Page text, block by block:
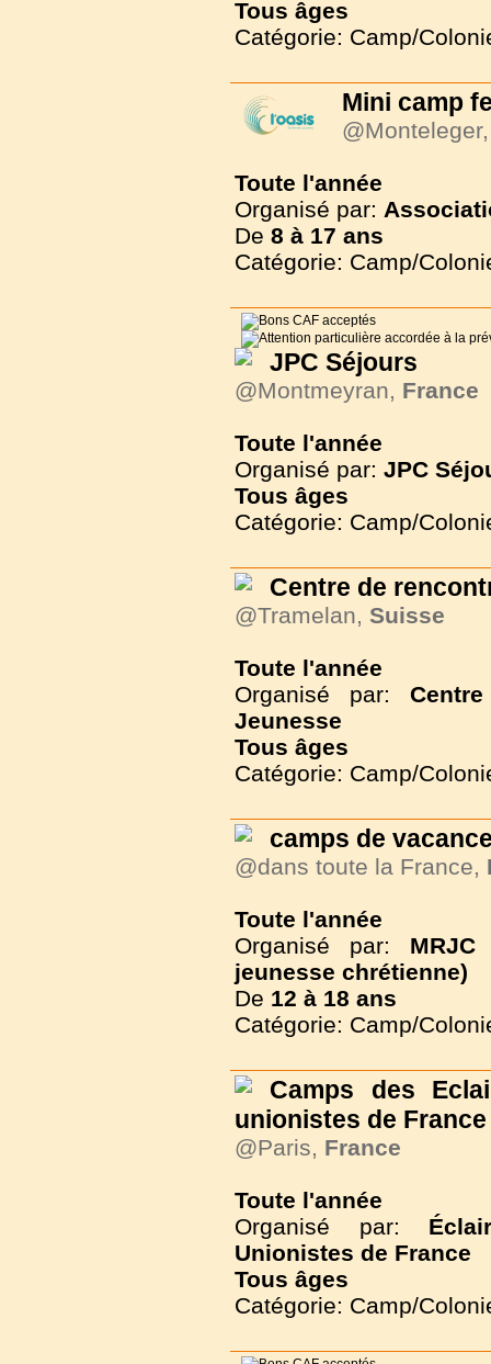
Tous âges
Catégorie: Camp/
Mini camp
Toute l'année
Organisé par:
De 8 à 17 ans
Catégorie: Camp/
JPC Séjours
@Montmeyran, France
Toute l'année
Organisé par: JPC
Tous âges
Catégorie: Camp/
Centre de
@Tramelan, Suisse
Toute l'année
Organisé par:
Jeunesse
Tous âges
Catégorie: Camp/
camps de
@dans toute la France,
Toute l'année
Organisé par:
jeunesse chrétienne)
De 12 à 18 ans
Catégorie: Camp/
Camps des
unionistes de France
@Paris, France
Toute l'année
Organisé par:
Unionistes de France
Tous âges
Catégorie: Camp/